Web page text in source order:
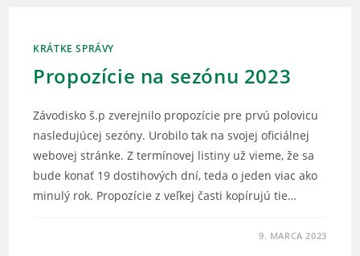
KRÁTKE SPRÁVY
Propozície na sezónu 2023
Závodisko š.p zverejnilo propozície pre prvú polovicu
nasledujúcej sezóny. Urobilo tak na svojej oficiálnej
webovej stránke. Z termínovej listiny už vieme, že sa
bude konať 19 dostihových dní, teda o jeden viac ako
minulý rok. Propozície z veľkej časti kopírujú tie…
9. MARCA 2023